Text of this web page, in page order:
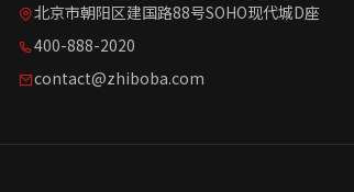
北京市朝阳区建国路88号SOHO现代城D座
400-888-2020
contact@zhiboba.com